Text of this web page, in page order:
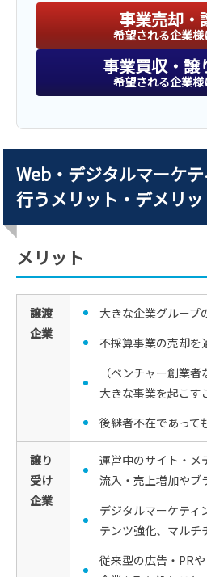
事業売却・
希望される企業様
事業買収・譲
希望される企業様
Web・デジタルマーケ
行うメリット・デメリッ
メリット
譲渡
企業
大きな企業グループ
不採算事業の売却を
（ベンチャー創業
大きな事業を起こす
後継者不在であって
譲り
受け
企業
運営中のサイト・メ
流入・売上増加やブ
デジタルマーケティ
テンツ強化、マルチ
従来型の広告・PR